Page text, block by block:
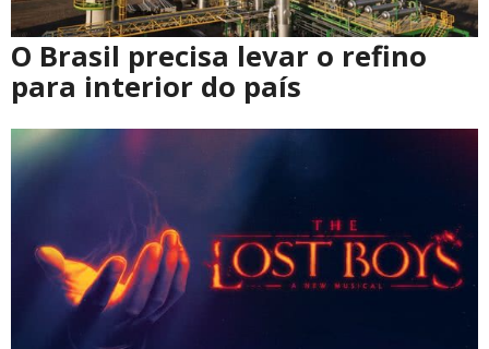
O Brasil precisa levar o refino
para interior do país